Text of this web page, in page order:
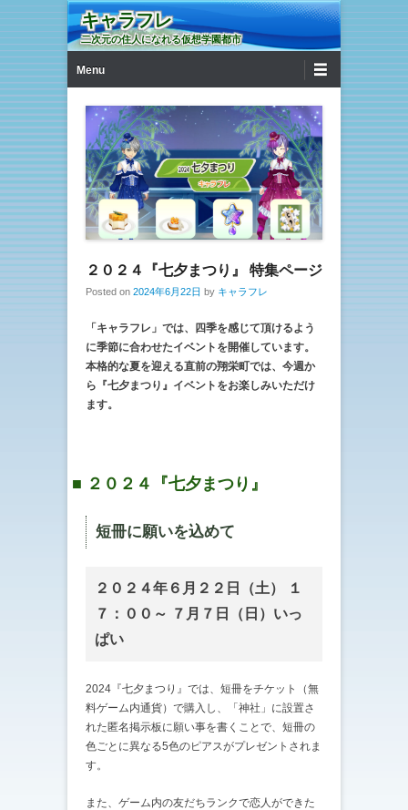
キャラフレ
二次元の住人になれる仮想学園都市
Menu
２０２４『七夕まつり』 特集ページ
Posted on 2024年6月22日 by キャラフレ
「キャラフレ」では、四季を感じて頂けるよう
に季節に合わせたイベントを開催しています。
本格的な夏を迎える直前の翔栄町では、今週か
ら『七夕まつり』イベントをお楽しみいただけ
ます。
■ ２０２４『七夕まつり』
短冊に願いを込めて
２０２４年６月２２日（土） １
７：００～ ７月７日（日）いっ
ぱい
2024『七夕まつり』では、短冊をチケット（無
料ゲーム内通貨）で購入し、「神社」に設置さ
れた匿名掲示板に願い事を書くことで、短冊の
色ごとに異なる5色のピアスがプレゼントされま
す。
また、ゲーム内の友だちランクで恋人ができた